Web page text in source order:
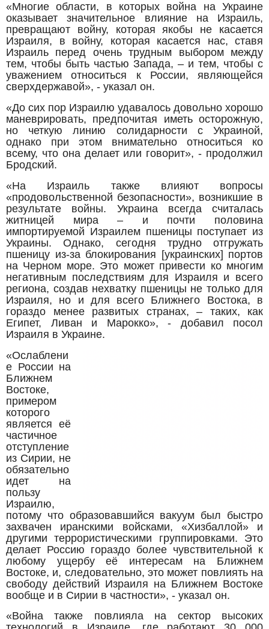
«Многие области, в которых война на Украине
оказывает значительное влияние на Израиль,
превращают войну, которая якобы не касается
Израиля, в войну, которая касается нас, ставя
Израиль перед очень трудным выбором между
тем, чтобы быть частью Запада, – и тем, чтобы с
уважением относиться к России, являющейся
сверхдержавой», - указал он.
«До сих пор Израилю удавалось довольно хорошо
маневрировать, предпочитая иметь осторожную,
но четкую линию солидарности с Украиной,
однако при этом внимательно относиться ко
всему, что она делает или говорит», - продолжил
Бродский.
«На Израиль также влияют вопросы
«продовольственной безопасности», возникшие в
результате войны. Украина всегда считалась
житницей мира – и почти половина
импортируемой Израилем пшеницы поступает из
Украины. Однако, сегодня трудно отгружать
пшеницу из-за блокирования [украинских] портов
на Черном море. Это может привести ко многим
негативным последствиям для Израиля и всего
региона, создав нехватку пшеницы не только для
Израиля, но и для всего Ближнего Востока, в
гораздо менее развитых странах, – таких, как
Египет, Ливан и Марокко», - добавил посол
Израиля в Украине.
«Ослаблени
е России на
Ближнем
Востоке,
примером
которого
является её
частичное
отступление
из Сирии, не
обязательно
идет на
пользу
Израилю,
потому что образовавшийся вакуум был быстро
захвачен иранскими войсками, «Хизбаллой» и
другими террористическими группировками. Это
делает Россию гораздо более чувствительной к
любому ущербу её интересам на Ближнем
Востоке, и, следовательно, это может повлиять на
свободу действий Израиля на Ближнем Востоке
вообще и в Сирии в частности», - указал он.
«Война также повлияла на сектор высоких